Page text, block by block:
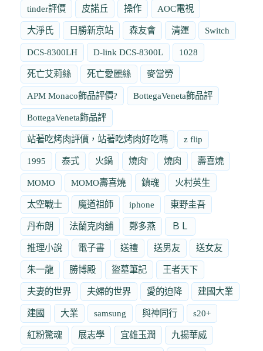
tinder評價 皮諾丘 操作 AOC電視
大淨氏 日勝新京站 森友會 清運 Switch
DCS-8300LH D-link DCS-8300L 1028
死亡艾莉絲 死亡愛麗絲 麥當勞
APM Monaco飾品評價? BottegaVeneta飾品評
BottegaVeneta飾品評
站著吃烤肉評價，站著吃烤肉好吃嗎 z flip
1995 泰式 火鍋 燒肉' 燒肉 壽喜燒
MOMO MOMO壽喜燒 鎮魂 火村英生
太空戰士 魔道祖師 iphone 東野圭吾
丹布朗 法蘭克肉舖 鄭多燕 ＢＬ
推理小說 電子書 送禮 送男友 送女友
朱一龍 勝博殿 盜墓筆記 王者天下
夫妻的世界 夫婦的世界 愛的迫降 建國大業
建國 大業 samsung 與神同行 s20+
紅粉驚魂 展志學 宜雄玉潤 九揚華威